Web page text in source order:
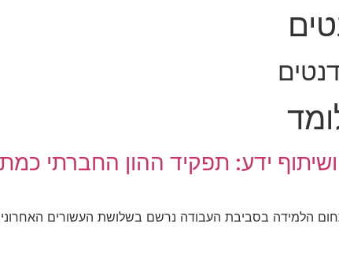
ידע: תפקיד ההון החברתי
הלמידה בסביבת העבודה נרשם בשלושת העשורים